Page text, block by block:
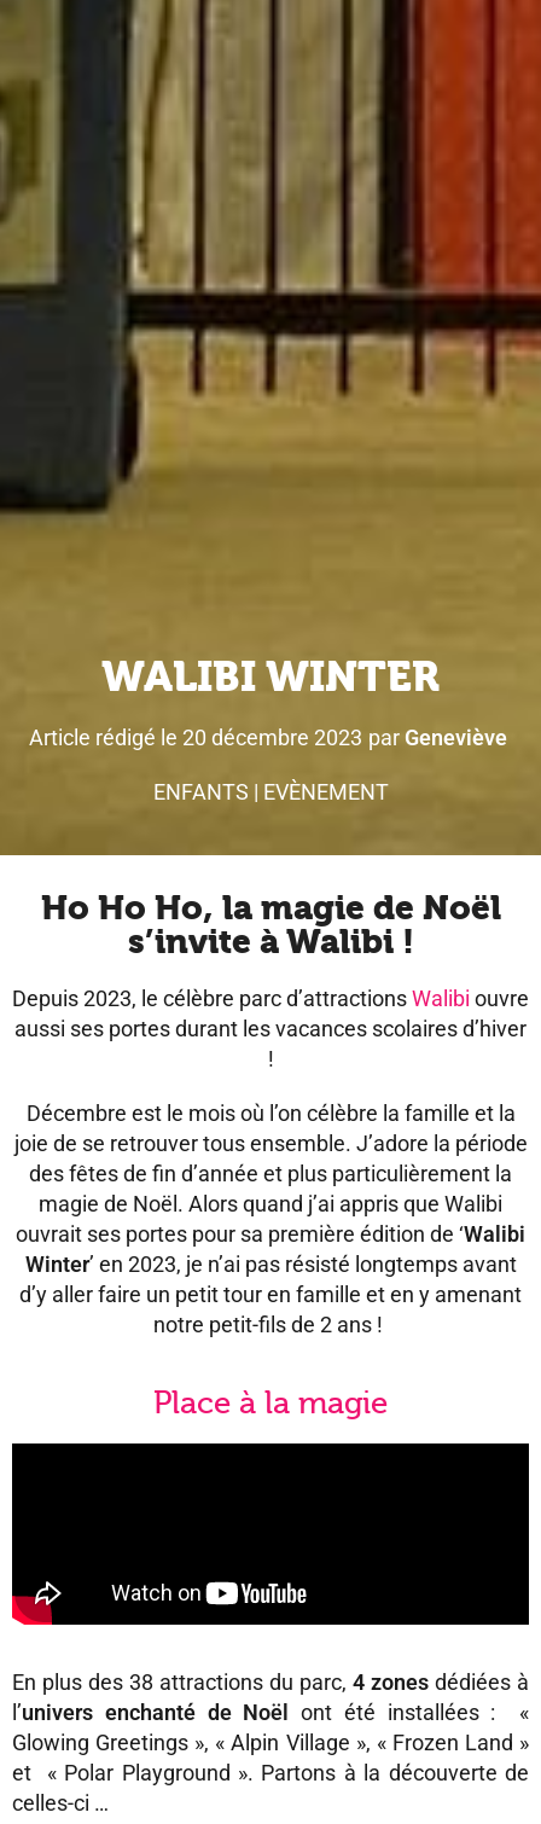
WALIBI WINTER
Article rédigé le 20 décembre 2023 parGeneviève
ENFANTS | EVÈNEMENT
Ho Ho Ho, la magie de Noël
s’invite à Walibi !
Depuis 2023, le célèbre parc d’attractionsWalibi ouvre
aussi ses portes durant les vacances scolaires d’hiver
!
Décembre est le mois où l’on célèbre la famille et la
joie de se retrouver tous ensemble. J’adore la période
des fêtes de fin d’année et plus particulièrement la
magie de Noël. Alors quand j’ai appris que Walibi
ouvrait ses portes pour sa première édition de ‘Walibi
Winter’ en 2023, je n’ai pas résisté longtemps avant
d’y aller faire un petit tour en famille et en y amenant
notre petit-fils de 2 ans !
Place à la magie
En plus des 38 attractions du parc, 4 zones dédiées à
l’univers enchanté de Noël ont été installées : «
Glowing Greetings », « Alpin Village », « Frozen Land »
et « Polar Playground ». Partons à la découverte de
celles-ci …